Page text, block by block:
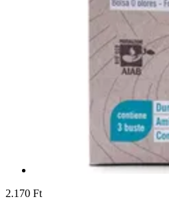
2.170 Ft